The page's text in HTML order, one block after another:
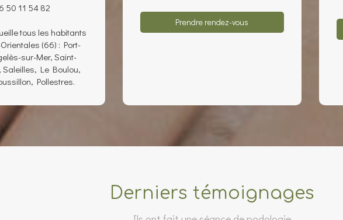
50 11 54 82
tous les habitants
(66) : Port-
sur-Mer, Saint-
Saleilles, Le Boulou,
Pollestres.
Prendre rendez-vous
Derniers témoignages